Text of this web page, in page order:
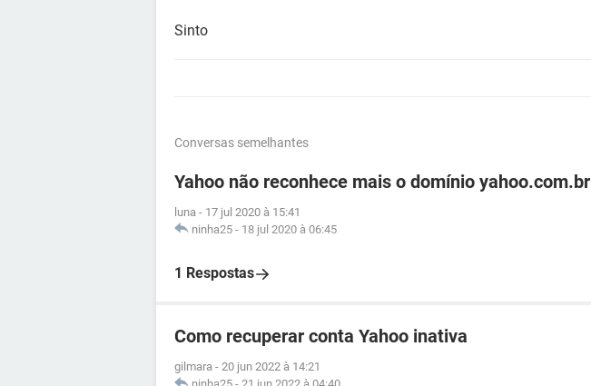
Sinto
Conversas semelhantes
Yahoo não reconhece mais o domínio yahoo.com.br
luna - 17 jul 2020 à 15:41
ninha25 - 18 jul 2020 à 06:45
1 Respostas
Como recuperar conta Yahoo inativa
gilmara - 20 jun 2022 à 14:21